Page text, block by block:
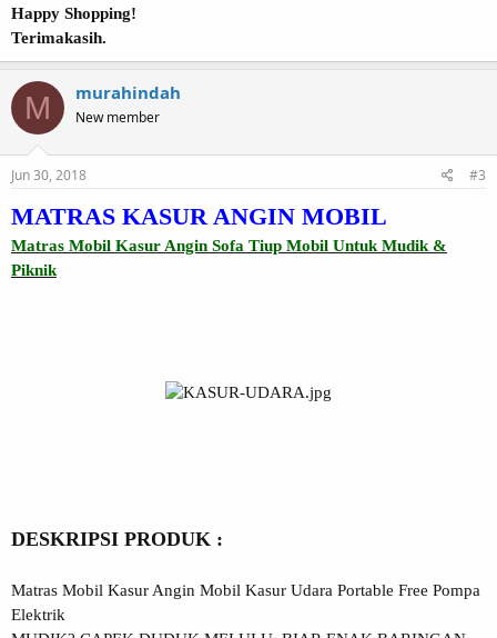
Happy Shopping!
Terimakasih.
M murahindah
New member
Jun 30, 2018 #3
MATRAS KASUR ANGIN MOBIL
Matras Mobil Kasur Angin Sofa Tiup Mobil Untuk Mudik &
Piknik
DESKRIPSI PRODUK :
Matras Mobil Kasur Angin Mobil Kasur Udara Portable Free Pompa
Elektrik